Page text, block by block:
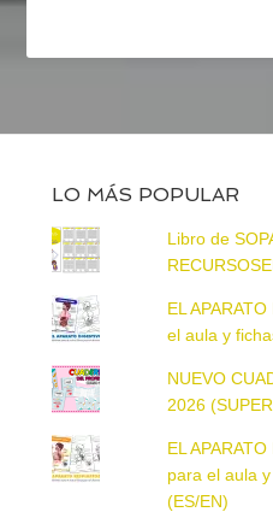
LO MÁS POPULAR
Libro de
EL
el aula y
NUEVO
2026
EL
para el aula
(ES/EN)